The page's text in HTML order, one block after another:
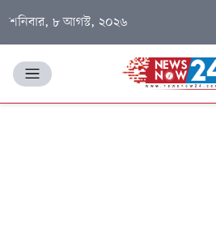
শনিবার, ৮ আগস্ট, ২০২৬